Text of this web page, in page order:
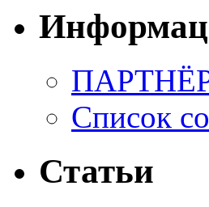
Список
Статьи